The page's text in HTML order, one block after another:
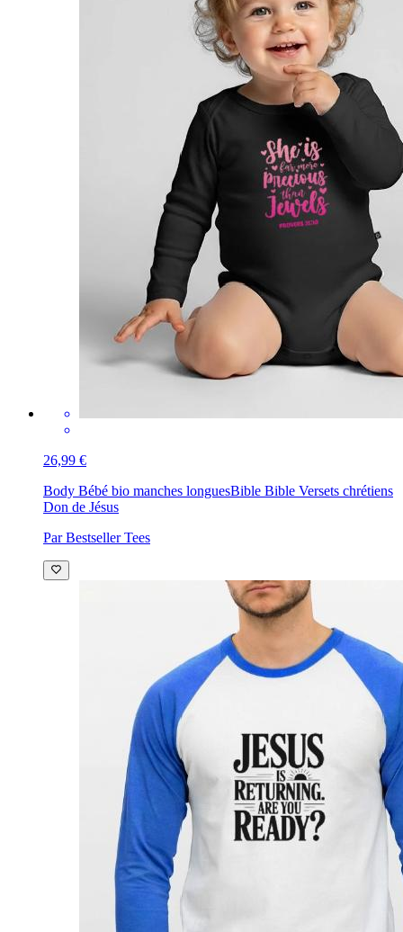
26,99 €
Body Bébé bio manches longuesBible Bible Versets chrétiens
Don de Jésus
Par Bestseller Tees